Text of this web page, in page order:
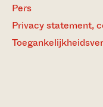
Pers
Privacy statement,